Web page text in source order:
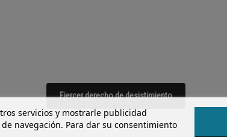
servicios y mostrarle publicidad
navegación. Para dar su consentimiento
Ejercer derecho de desistimiento